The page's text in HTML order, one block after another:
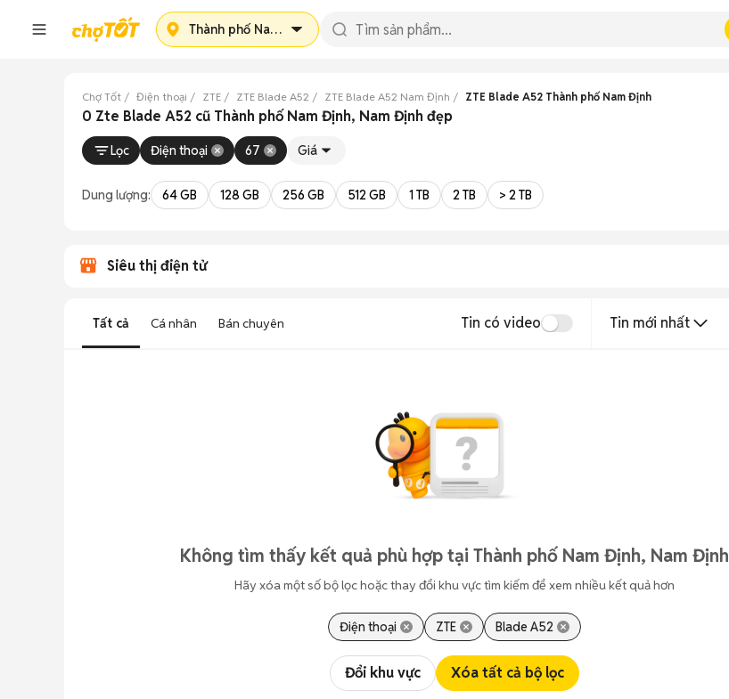
Thành phố Nam Định
Chợ Tốt Điện thoại ZTE ZTE Blade A52 ZTE Blade A52 Nam Định ZTE Blade A52 Thành phố Nam Định
0 Zte Blade A52 cũ Thành phố Nam Định, Nam Định đẹp
Lọc Điện thoại 67 Giá
Dung lượng: 64 GB 128 GB 256 GB 512 GB 1 TB 2 TB > 2 TB
Siêu thị điện tử
Tất cả Cá nhân Bán chuyên Tin có video Tin mới nhất
Không tìm thấy kết quả phù hợp tại Thành phố Nam Định, Nam Định
Hãy xóa một số bộ lọc hoặc thay đổi khu vực tìm kiếm để xem nhiều kết quả hơn
Điện thoại ZTE Blade A52
Đổi khu vực Xóa tất cả bộ lọc